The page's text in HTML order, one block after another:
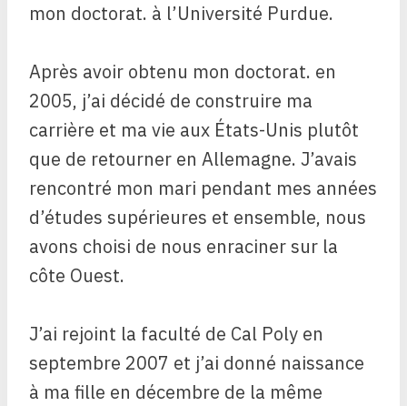
mon doctorat. à l’Université Purdue.
Après avoir obtenu mon doctorat. en
2005, j’ai décidé de construire ma
carrière et ma vie aux États-Unis plutôt
que de retourner en Allemagne. J’avais
rencontré mon mari pendant mes années
d’études supérieures et ensemble, nous
avons choisi de nous enraciner sur la
côte Ouest.
J’ai rejoint la faculté de Cal Poly en
septembre 2007 et j’ai donné naissance
à ma fille en décembre de la même